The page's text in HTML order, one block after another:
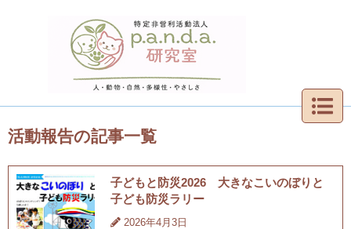
活動報告の記事一覧
子どもと防災2026 大きなこいのぼりと
子ども防災ラリー
2026年4月3日